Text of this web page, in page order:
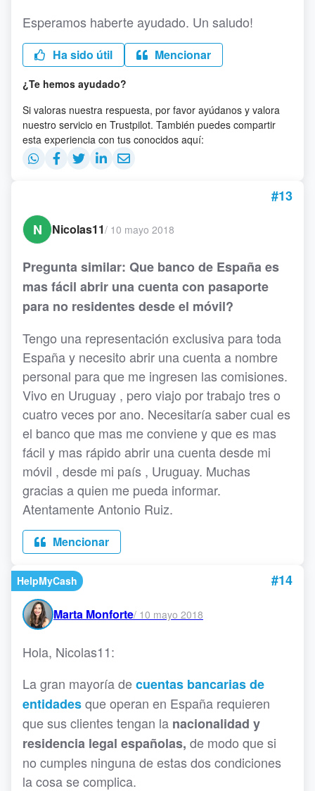
Esperamos haberte ayudado. Un saludo!
Ha sido útil Mencionar
¿Te hemos ayudado?
Si valoras nuestra respuesta, por favor ayúdanos y valora
nuestro servicio en Trustpilot. También puedes compartir
esta experiencia con tus conocidos aquí:
#13
N
Nicolas11/ 10 mayo 2018
Pregunta similar: Que banco de España es
mas fácil abrir una cuenta con pasaporte
para no residentes desde el móvil?
Tengo una representación exclusiva para toda
España y necesito abrir una cuenta a nombre
personal para que me ingresen las comisiones.
Vivo en Uruguay , pero viajo por trabajo tres o
cuatro veces por ano. Necesitaría saber cual es
el banco que mas me conviene y que es mas
fácil y mas rápido abrir una cuenta desde mi
móvil , desde mi país , Uruguay. Muchas
gracias a quien me pueda informar.
Atentamente Antonio Ruiz.
Mencionar
HelpMyCash #14
Marta Monforte/ 10 mayo 2018
Hola, Nicolas11:
La gran mayoría decuentas bancarias de
entidadesque operan en España requieren
que sus clientes tengan la nacionalidad y
residencia legal españolas, de modo que si
no cumples ninguna de estas dos condiciones
la cosa se complica.